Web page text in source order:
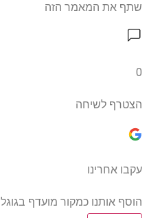
שתף את המאמר הזה
0
הצטרף לשיחה
עקבו אחרינו
הוסף אותנו כמקור מועדף בגוגל